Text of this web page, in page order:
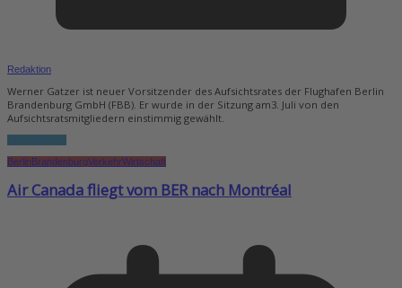
Redaktion
Werner Gatzer ist neuer Vorsitzender des Aufsichtsrates der Flughafen Berlin
Brandenburg GmbH (FBB). Er wurde in der Sitzung am3. Juli von den
Aufsichtsratsmitgliedern einstimmig gewählt.
Berlin BrandenburgVerkehrWirtschaft
Air Canada fliegt vom BER nach Montréal